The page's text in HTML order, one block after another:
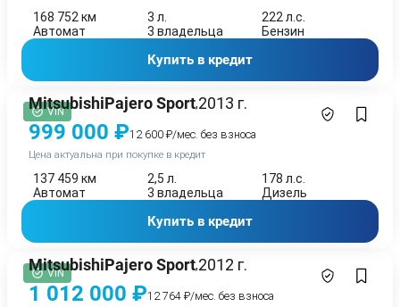
168 752 км 3 л.
222 л.с.
Автомат
3 владельца Бензин
Купить в кредит
VIN
MitsubishiPajero Sport,2013 г.
999 000 ₽12 600 ₽/мес. без взноса
Цена актуальна при покупке в кредит
137 459 км 2,5 л.
178 л.с.
Автомат
3 владельца Дизель
Купить в кредит
VIN
MitsubishiPajero Sport,2012 г.
1 012 000 ₽12 764 ₽/мес. без взноса